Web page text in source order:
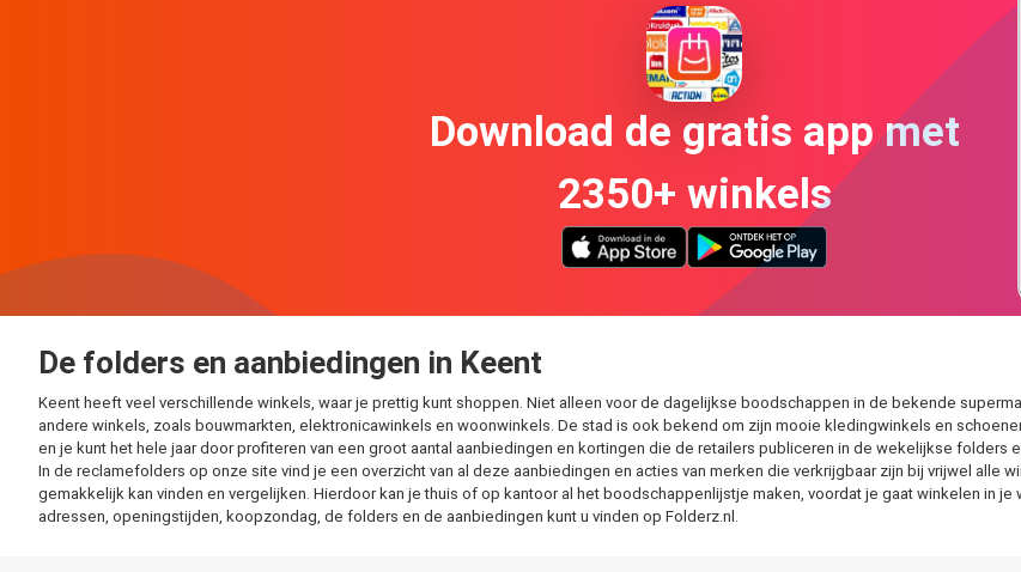
Download de gratis app met
2350+ winkels
De folders en aanbiedingen in Keent
Keent heeft veel verschillende winkels, waar je prettig kunt shoppen. Niet alleen voor de dagelijkse boodschappen in de bekende
andere winkels, zoals bouwmarkten, elektronicawinkels en woonwinkels. De stad is ook bekend om zijn mooie kledingwinkels en
en je kunt het hele jaar door profiteren van een groot aantal aanbiedingen en kortingen die de retailers publiceren in de wekelijkse folders
In de reclamefolders op onze site vind je een overzicht van al deze aanbiedingen en acties van merken die verkrijgbaar zijn bij vrijwel alle
gemakkelijk kan vinden en vergelijken. Hierdoor kan je thuis of op kantoor al het boodschappenlijstje maken, voordat je gaat winkelen in
adressen, openingstijden, koopzondag, de folders en de aanbiedingen kunt u vinden op Folderz.nl.